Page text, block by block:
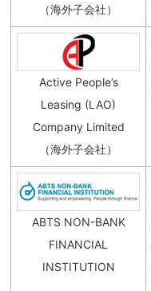
（海外子会社）
Active People’s
Leasing (LAO)
Company Limited
（海外子会社）
ABTS NON-BANK
FINANCIAL
INSTITUTION